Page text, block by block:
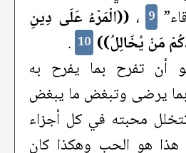
9 ، ((الْمَرْءُ عَلَى دِينِ
مَنْ يُخَالِلُ)) 10
.
أن تفرح بما يفرح به
يرضى وتبغض ما يبغض
محبته في كل أجزاء
هو الحب وهكذا كان